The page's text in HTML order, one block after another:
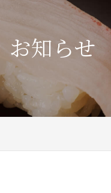
お知らせ